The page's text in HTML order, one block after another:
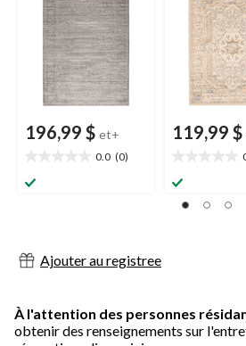
196,99 $ et+
0.0 (0)
étoile(s)
119,99 $
étoile(s)
sur
Ajouter au registree
À l'attention des personnes
obtenir des renseignements sur